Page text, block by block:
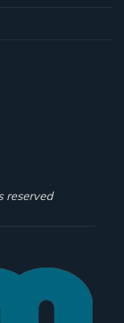
reserved